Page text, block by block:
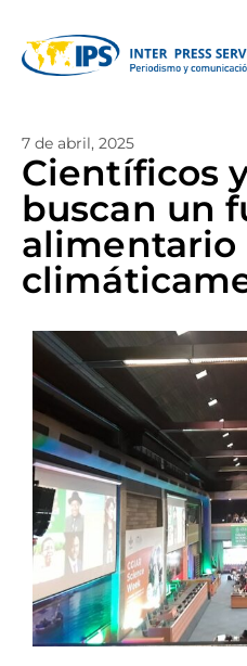
7 de abril, 2025
Científicos
buscan un
alimentario